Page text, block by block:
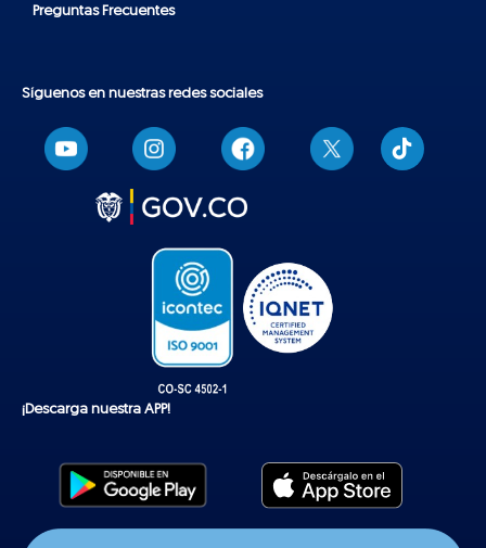
Preguntas Frecuentes
Síguenos en nuestras redes sociales
T
i
k
¡Descarga nuestra APP!